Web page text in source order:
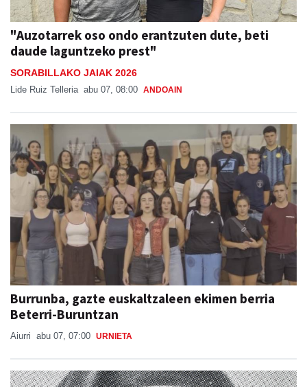
"Auzotarrek oso ondo erantzuten dute, beti
daude laguntzeko prest"
SORABILLAKO JAIAK 2026
Lide Ruiz Telleria abu 07, 08:00 ANDOAIN
Burrunba, gazte euskaltzaleen ekimen berria
Beterri-Buruntzan
Aiurri abu 07, 07:00 URNIETA